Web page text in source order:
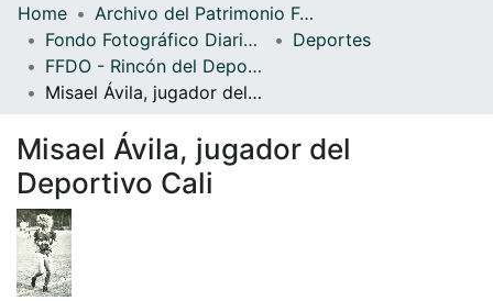
Statistics
Home
Archivo del Patrimonio Fotográfico y Fílmico del Valle del Cauca
Fondo Fotográfico Diario Occidente
Deportes
FFDO - Rincón del Deportivo Cali - Patrimonial
Misael Ávila, jugador del Deportivo Cali
Misael Ávila, jugador del
Deportivo Cali